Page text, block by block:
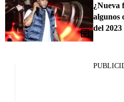
¿Nueva
algunos
del 2023